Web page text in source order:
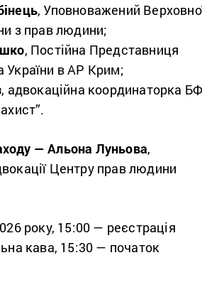
, Уповноважений
з прав людини;
, Постійна Представниця
України в АР Крим;
, адвокаційна координаторка
— Альона Луньова,
Центру прав людини
року, 15:00 — реєстрація
кава, 15:30 — початок